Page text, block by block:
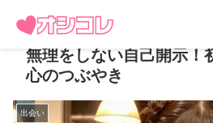
無理をしない自己開示！
心のつぶやき
出会い